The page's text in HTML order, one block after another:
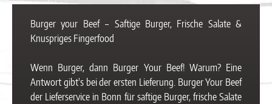
Burger your Beef – Saftige Burger, Frische Salate &
Knuspriges Fingerfood
Wenn Burger, dann Burger Your Beef! Warum? Eine
Antwort gibt's bei der ersten Lieferung. Burger Your Beef
der Lieferservice in Bonn für saftige Burger, frische Salate